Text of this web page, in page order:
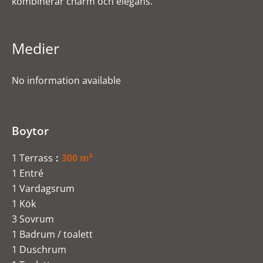
Medier
No information available
Boytor
1 Terrass
300 m²
1 Entré
1 Vardagsrum
1 Kök
3 Sovrum
1 Badrum / toalett
1 Duschrum